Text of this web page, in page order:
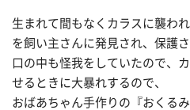
生まれて間もなくカラスに襲わ
を飼い主さんに発見され、保護さ
口の中も怪我をしていたので、
せるときに大暴れするので、
おばあちゃん手作りの『おくる